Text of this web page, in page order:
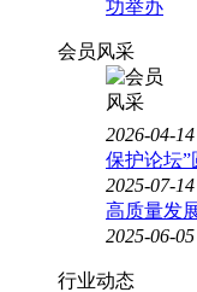
功举办
会员风采
2026-04-14
保护论坛”
2025-07-14
高质量发
2025-06-05
行业动态